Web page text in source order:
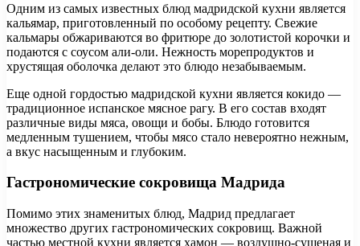
Одним из самых известных блюд мадридской кухни является
кальямар, приготовленный по особому рецепту. Свежие
кальмары обжариваются во фритюре до золотистой корочки и
подаются с соусом али-оли. Нежность морепродуктов и
хрустящая оболочка делают это блюдо незабываемым.
Еще одной гордостью мадридской кухни является кокидо —
традиционное испанское мясное рагу. В его состав входят
различные виды мяса, овощи и бобы. Блюдо готовится
медленным тушением, чтобы мясо стало невероятно нежным,
а вкус насыщенным и глубоким.
Гастрономические сокровища Мадрида
Помимо этих знаменитых блюд, Мадрид предлагает
множество других гастрономических сокровищ. Важной
частью местной кухни является хамон — воздушно-сушеная и